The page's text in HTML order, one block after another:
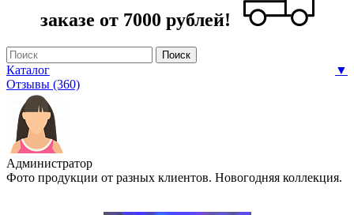
заказе от 7000 рублей!
Каталог
▼
Отзывы (360)
Администратор
Фото продукции от разных клиентов. Новогодняя коллекция.